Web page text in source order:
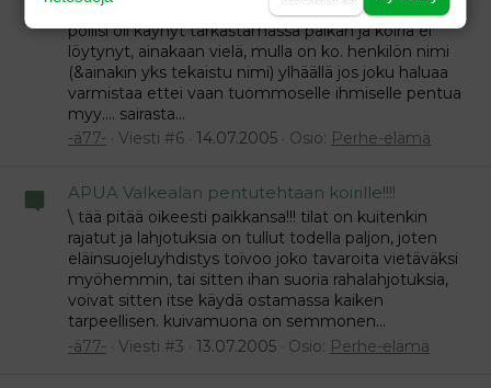
\ joo, meilläkin oli kouvolan sanomissa siitä juttua,
poliisi oli käynyt tarkastamassa paikan ja koiria ei
löytynyt, ainakaan vielä, mulla on ko. henkilön nimi
(&ainakin yks tekaistu nimi) ylhäällä jos joku haluaa
varmistaa ettei vaan tuommoselle ihmiselle pentua
myy.... sairasta...
-ä77-
Viesti #6 14.07.2005 Osio: Perhe-elämä
APUA Valkealan pentutehtaan koirille!!!!
\ tää pitää oikeesti paikkansa!!! tilat on kuitenkin
rajatut ja lahjotuksia on tullut todella paljon, joten
eläinsuojeluyhdistys toivoo joko tavaroita vietäväksi
myöhemmin, tai sitten ihan suoria rahalahjotuksia,
voivat sitten itse käydä ostamassa kaiken
tarpeellisen. kuivamuona on semmonen...
-ä77-
Viesti #3 13.07.2005 Osio: Perhe-elämä